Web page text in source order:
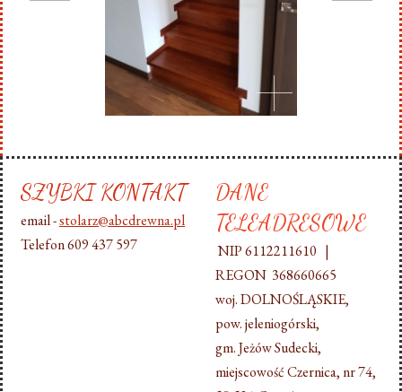
SZYBKI KONTAKT
email -stolarz@abcdrewna.pl
Telefon 609 437 597
DANE
TELEADRESOWE
NIP 6112211610 |
REGON 368660665
woj. DOLNOŚLĄSKIE,
pow. jeleniogórski,
gm. Jeżów Sudecki,
miejscowość Czernica, nr 74,